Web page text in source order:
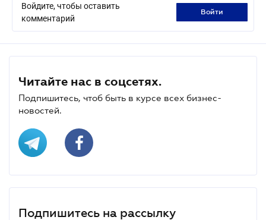
Войдите, чтобы оставить
комментарий
войти
Читайте нас в соцсетях.
Подпишитесь, чтоб быть в курсе всех бизнес-
новостей.
Подпишитесь на рассылку